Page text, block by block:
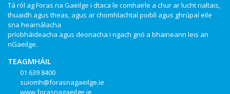
Tá ról ag Foras na Gaeilge i dtaca le comhairle a chur ar lucht rialtais,
thuaidh agus theas, agus ar chomhlachtaí poiblí agus ghrúpaí eile
sna hearnálacha
príobháideacha agus deonacha i ngach gnó a bhaineann leis an
nGaeilge.
TEAGMHÁIL
01 639 8400
suiomh@forasnagaeilge.ie
www.forasnagaeilge.ie